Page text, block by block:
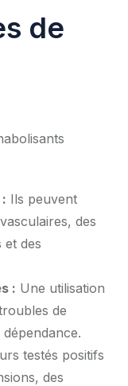
de
Ils peuvent
des
et des
: Une utilisation
de
dépendance.
testés positifs
des